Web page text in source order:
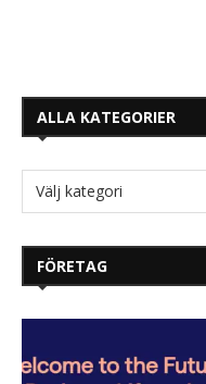
ALLA KATEGORIER
FÖRETAG